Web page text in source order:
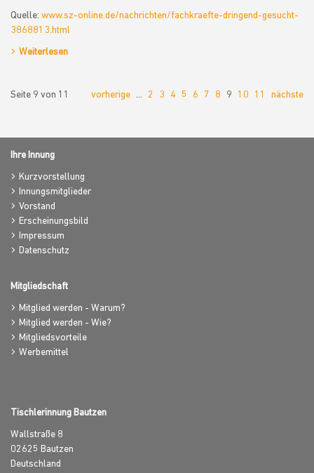
Quelle: www.sz-online.de/nachrichten/fachkraefte-dringend-gesucht-
3868813.html
Weiterlesen
Seite 9 von 11 vorherige … 2 3 4 5 6 7 8 9 10 11 nächste
Ihre Innung
Kurzvorstellung
Innungsmitglieder
Vorstand
Erscheinungsbild
Impressum
Datenschutz
Mitgliedschaft
Mitglied werden - Warum?
Mitglied werden - Wie?
Mitgliedsvorteile
Werbemittel
Tischlerinnung Bautzen
Wallstraße 8
02625 Bautzen
Deutschland